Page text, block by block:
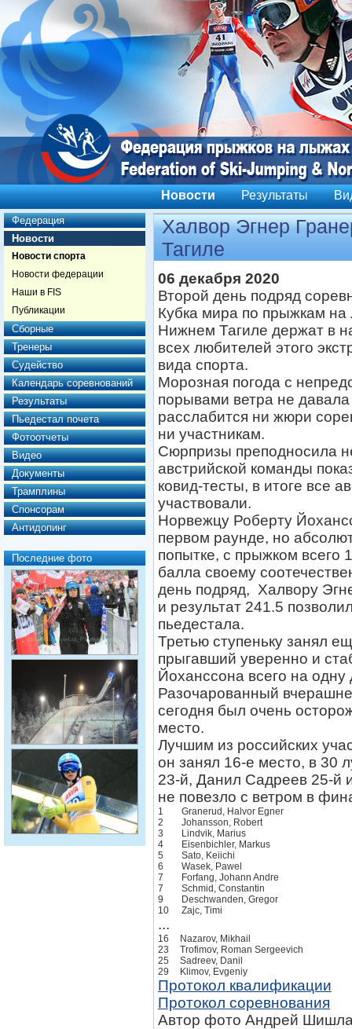
Новости Результаты
Федерация
Новости
Новости спорта
Новости федерации
Наши в FIS
Публикации
Сборные
Тренеры
Судейство
Календарь соревнований
Результаты
Пьедестал почета
Фотоотчеты
Видео
Документы
Трамплины
Спонсорам
Антидопинг
Последние фото
Халвор Эгнер
Тагиле
06 декабря 2020
Второй день подряд
Кубка мира по прыжкам
Нижнем Тагиле держат в
всех любителей этого
вида спорта.
Морозная погода с
порывами ветра не давала
расслабится ни жюри
ни участникам.
Сюрпризы преподносила
австрийской команды
ковид-тесты, в итоге все
участвовали.
Норвежцу Роберту
первом раунде, но
попытке, с прыжком всего
балла своему
день подряд, Халвору
и результат 241.5
пьедестала.
Третью ступеньку занял
прыгавший уверенно и
Йоханссона всего на
Разочарованный
сегодня был очень
место.
Лучшим из российских
он занял 16-е место, в 30
23-й, Данил Садреев 25-й
не повезло с ветром в
1
Granerud, Halvor Egner
2
Johansson, Robert
3
Lindvik, Marius
4
Eisenbichler, Markus
5
Sato, Keiichi
6
Wasek, Pawel
7
Forfang, Johann Andre
7
Schmid, Constantin
9
Deschwanden, Gregor
10
Zajc, Timi
...
16
Nazarov, Mikhail
23
Trofimov, Roman Sergeevich
25
Sadreev, Danil
29
Klimov, Evgeniy
Протокол квалификации
Протокол соревнования
Автор фото Андрей